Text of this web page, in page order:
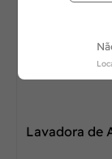
Lavadora de